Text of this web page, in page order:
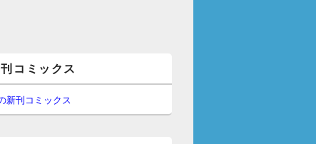
コミックス
新刊コミックス